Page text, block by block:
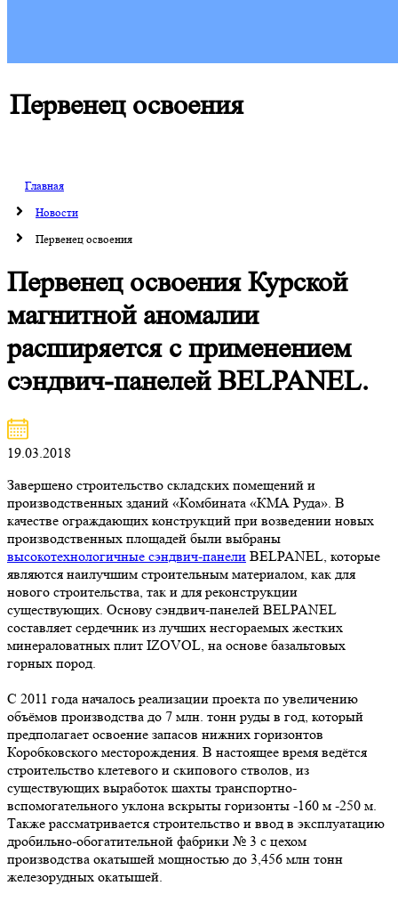
Первенец освоения
Главная
Новости
Первенец освоения
Первенец освоения Курской
магнитной аномалии
расширяется с применением
сэндвич-панелей BELPANEL.
19.03.2018
Завершено строительство складских помещений и
производственных зданий «Комбината «КМА Руда». В
качестве ограждающих конструкций при возведении новых
производственных площадей были выбраны
высокотехнологичные сэндвич-панели BELPANEL, которые
являются наилучшим строительным материалом, как для
нового строительства, так и для реконструкции
существующих. Основу сэндвич-панелей BELPANEL
составляет сердечник из лучших несгораемых жестких
минераловатных плит IZOVOL, на основе базальтовых
горных пород.
С 2011 года началось реализации проекта по увеличению
объёмов производства до 7 млн. тонн руды в год, который
предполагает освоение запасов нижних горизонтов
Коробковского месторождения. В настоящее время ведётся
строительство клетевого и скипового стволов, из
существующих выработок шахты транспортно-
вспомогательного уклона вскрыты горизонты -160 м -250 м.
Также рассматривается строительство и ввод в эксплуатацию
дробильно-обогатительной фабрики № 3 с цехом
производства окатышей мощностью до 3,456 млн тонн
железорудных окатышей.